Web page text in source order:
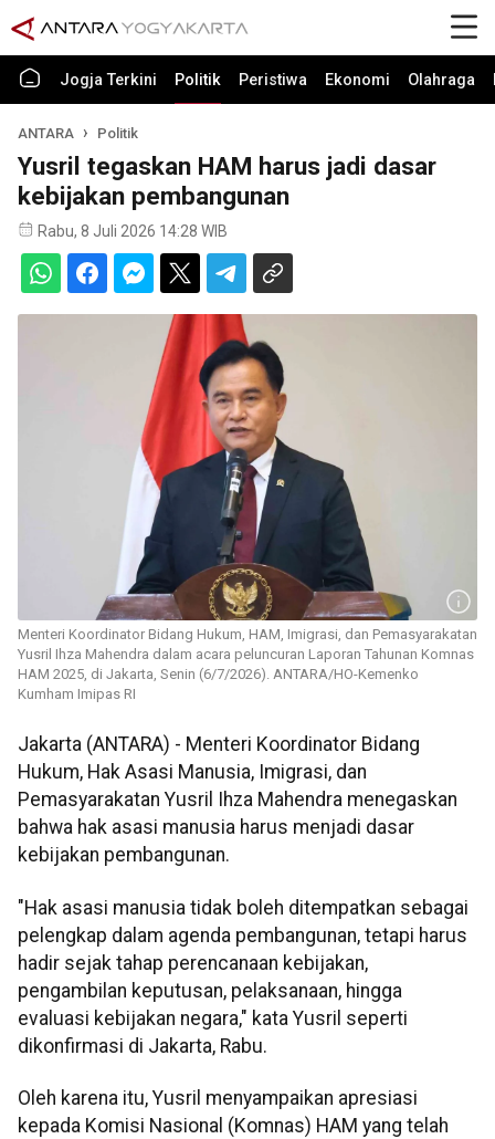
Jogja Terkini Politik Peristiwa Ekonomi Olahraga
ANTARA Politik
Yusril tegaskan HAM harus jadi dasar
kebijakan pembangunan
Rabu, 8 Juli 2026 14:28 WIB
Menteri Koordinator Bidang Hukum, HAM, Imigrasi, dan Pemasyarakatan
Yusril Ihza Mahendra dalam acara peluncuran Laporan Tahunan Komnas
HAM 2025, di Jakarta, Senin (6/7/2026). ANTARA/HO-Kemenko
Kumham Imipas RI
Jakarta (ANTARA) - Menteri Koordinator Bidang
Hukum, Hak Asasi Manusia, Imigrasi, dan
Pemasyarakatan Yusril Ihza Mahendra menegaskan
bahwa hak asasi manusia harus menjadi dasar
kebijakan pembangunan.
"Hak asasi manusia tidak boleh ditempatkan sebagai
pelengkap dalam agenda pembangunan, tetapi harus
hadir sejak tahap perencanaan kebijakan,
pengambilan keputusan, pelaksanaan, hingga
evaluasi kebijakan negara," kata Yusril seperti
dikonfirmasi di Jakarta, Rabu.
Oleh karena itu, Yusril menyampaikan apresiasi
kepada Komisi Nasional (Komnas) HAM yang telah